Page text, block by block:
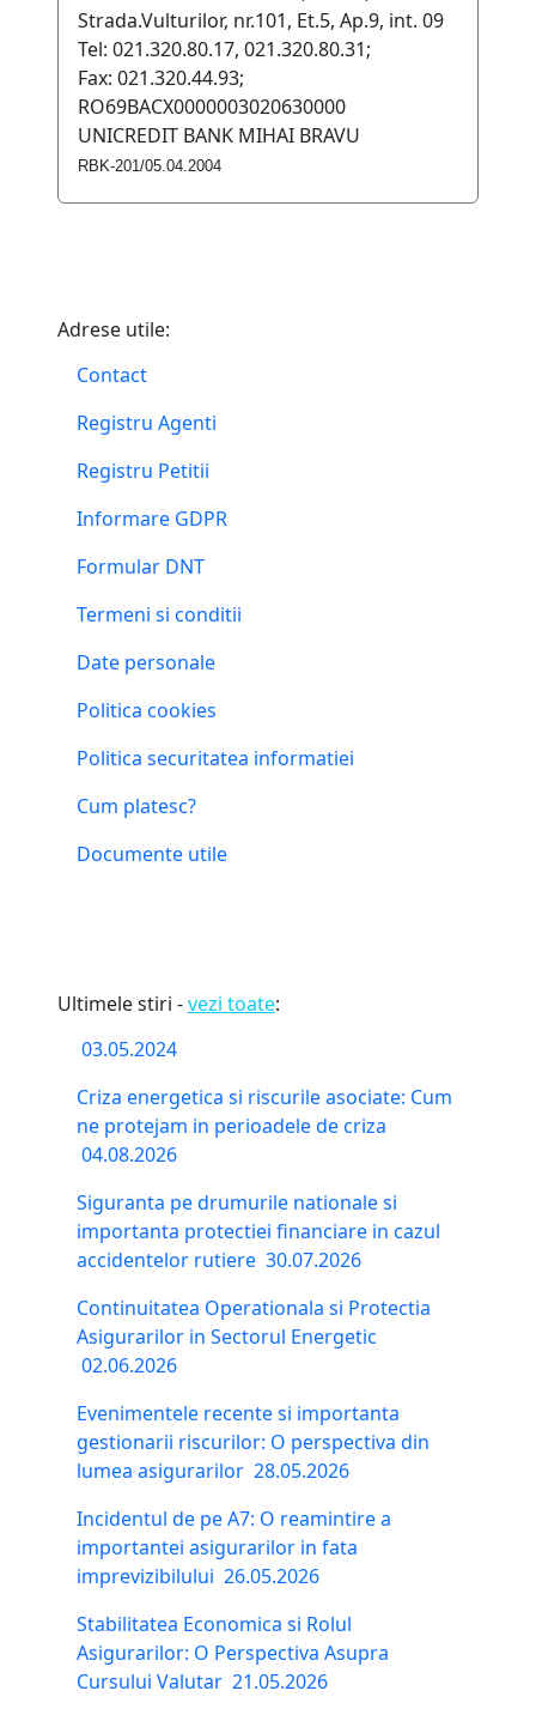
Strada.Vulturilor, nr.101, Et.5, Ap.9, int. 09
Tel: 021.320.80.17, 021.320.80.31;
Fax: 021.320.44.93;
RO69BACX0000003020630000
UNICREDIT BANK MIHAI BRAVU
RBK-201/05.04.2004
Adrese utile:
Contact
Registru Agenti
Registru Petitii
Informare GDPR
Formular DNT
Termeni si conditii
Date personale
Politica cookies
Politica securitatea informatiei
Cum platesc?
Documente utile
Ultimele stiri -vezi toate:
03.05.2024
Criza energetica si riscurile asociate: Cum
ne protejam in perioadele de criza
04.08.2026
Siguranta pe drumurile nationale si
importanta protectiei financiare in cazul
accidentelor rutiere 30.07.2026
Continuitatea Operationala si Protectia
Asigurarilor in Sectorul Energetic
02.06.2026
Evenimentele recente si importanta
gestionarii riscurilor: O perspectiva din
lumea asigurarilor 28.05.2026
Incidentul de pe A7: O reamintire a
importantei asigurarilor in fata
imprevizibilului 26.05.2026
Stabilitatea Economica si Rolul
Asigurarilor: O Perspectiva Asupra
Cursului Valutar 21.05.2026